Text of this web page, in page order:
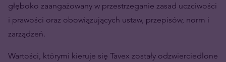
głęboko zaangażowany w przestrzeganie zasad uczciwości
i prawości oraz obowiązujących ustaw, przepisów, norm i
zarządzeń.
Wartości, którymi kieruje się Tavex zostały odzwierciedlone